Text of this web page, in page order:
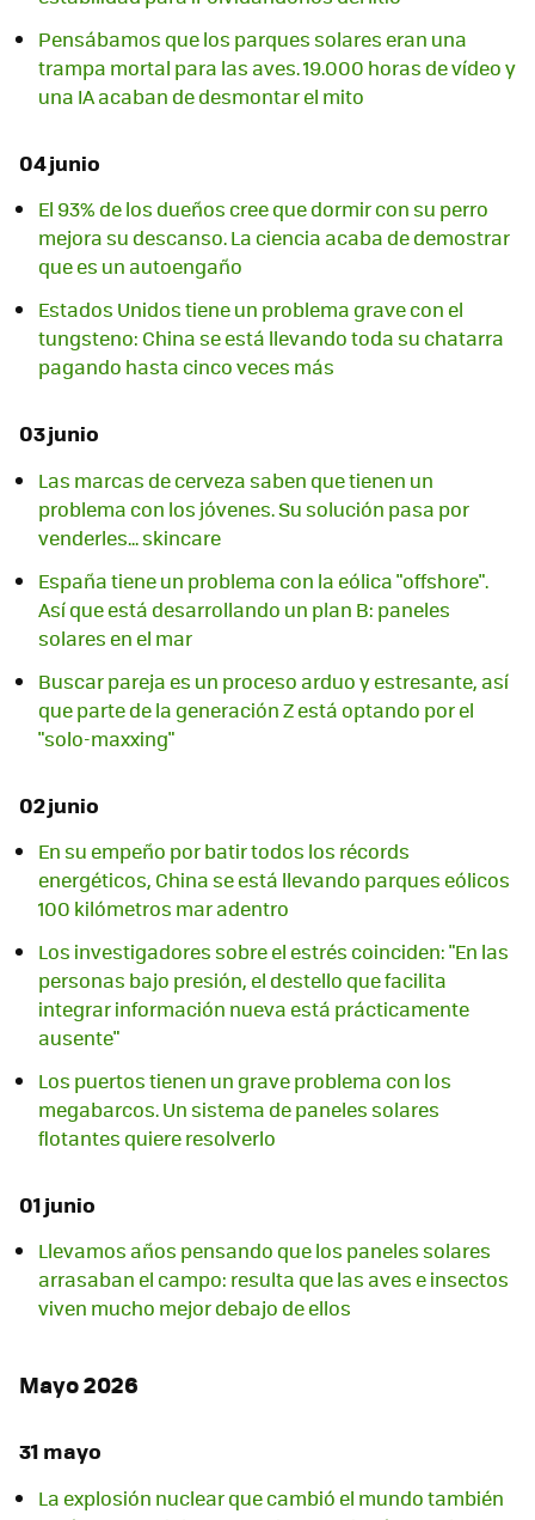
Pensábamos que los parques solares eran una
trampa mortal para las aves. 19.000 horas de vídeo y
una IA acaban de desmontar el mito
04 junio
El 93% de los dueños cree que dormir con su perro
mejora su descanso. La ciencia acaba de demostrar
que es un autoengaño
Estados Unidos tiene un problema grave con el
tungsteno: China se está llevando toda su chatarra
pagando hasta cinco veces más
03 junio
Las marcas de cerveza saben que tienen un
problema con los jóvenes. Su solución pasa por
venderles... skincare
España tiene un problema con la eólica "offshore".
Así que está desarrollando un plan B: paneles
solares en el mar
Buscar pareja es un proceso arduo y estresante, así
que parte de la generación Z está optando por el
"solo-maxxing"
02 junio
En su empeño por batir todos los récords
energéticos, China se está llevando parques eólicos
100 kilómetros mar adentro
Los investigadores sobre el estrés coinciden: "En las
personas bajo presión, el destello que facilita
integrar información nueva está prácticamente
ausente"
Los puertos tienen un grave problema con los
megabarcos. Un sistema de paneles solares
flotantes quiere resolverlo
01 junio
Llevamos años pensando que los paneles solares
arrasaban el campo: resulta que las aves e insectos
viven mucho mejor debajo de ellos
Mayo 2026
31 mayo
La explosión nuclear que cambió el mundo también